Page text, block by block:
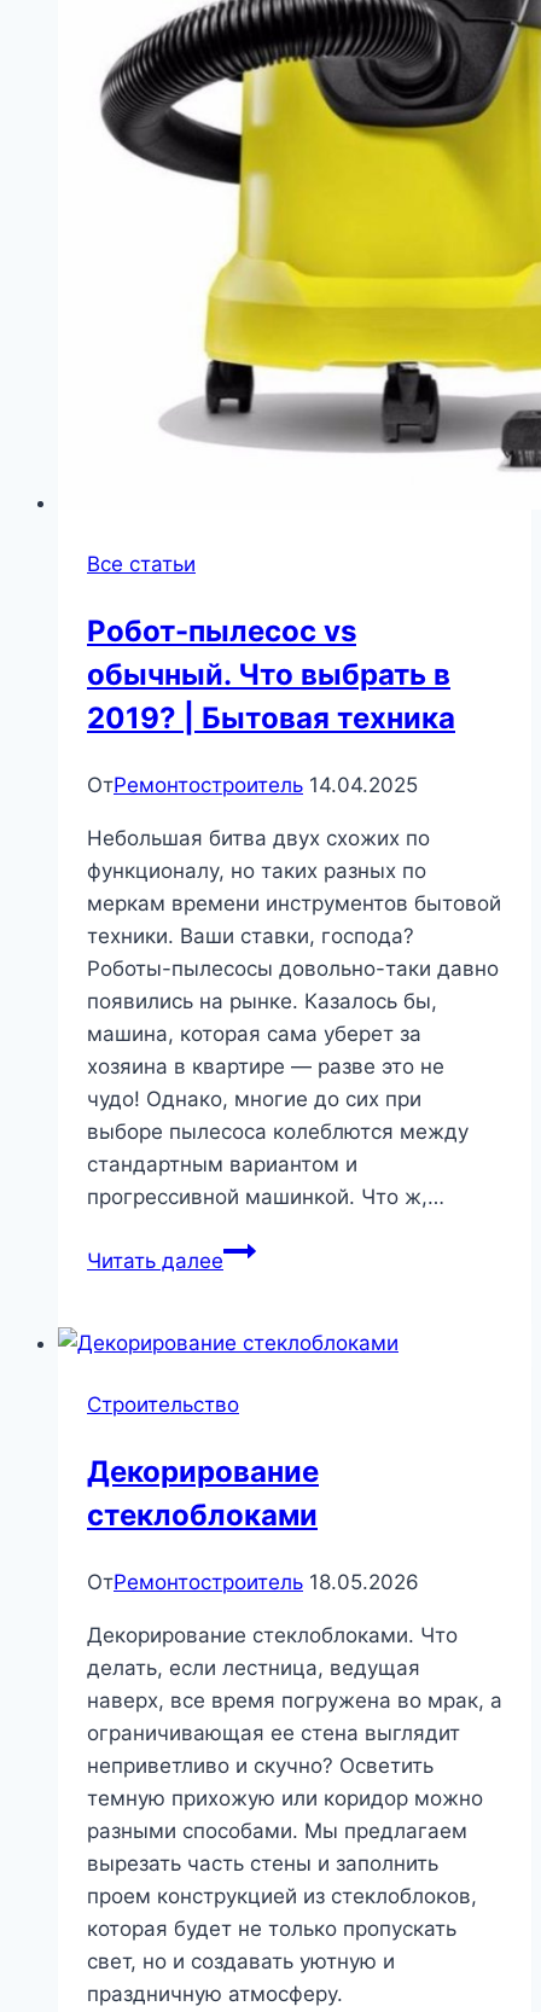
Все статьи
Робот-пылесос vs
обычный. Что выбрать в
2019? | Бытовая техника
ОтРемонтостроитель 14.04.2025
Небольшая битва двух схожих по
функционалу, но таких разных по
меркам времени инструментов бытовой
техники. Ваши ставки, господа?
Роботы-пылесосы довольно-таки давно
появились на рынке. Казалось бы,
машина, которая сама уберет за
хозяина в квартире — разве это не
чудо! Однако, многие до сих при
выборе пылесоса колеблются между
стандартным вариантом и
прогрессивной машинкой. Что ж,…
Читать далееРобот-
обычный.
выбрать
2019?
|
техника
Строительство
Декорирование
стеклоблоками
ОтРемонтостроитель 18.05.2026
Декорирование стеклоблоками. Что
делать, если лестница, ведущая
наверх, все время погружена во мрак, а
ограничивающая ее стена выглядит
неприветливо и скучно? Осветить
темную прихожую или коридор можно
разными способами. Мы предлагаем
вырезать часть стены и заполнить
проем конструкцией из стеклоблоков,
которая будет не только пропускать
свет, но и создавать уютную и
праздничную атмосферу.